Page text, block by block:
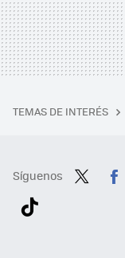
TEMAS DE INTERÉS
Síguenos